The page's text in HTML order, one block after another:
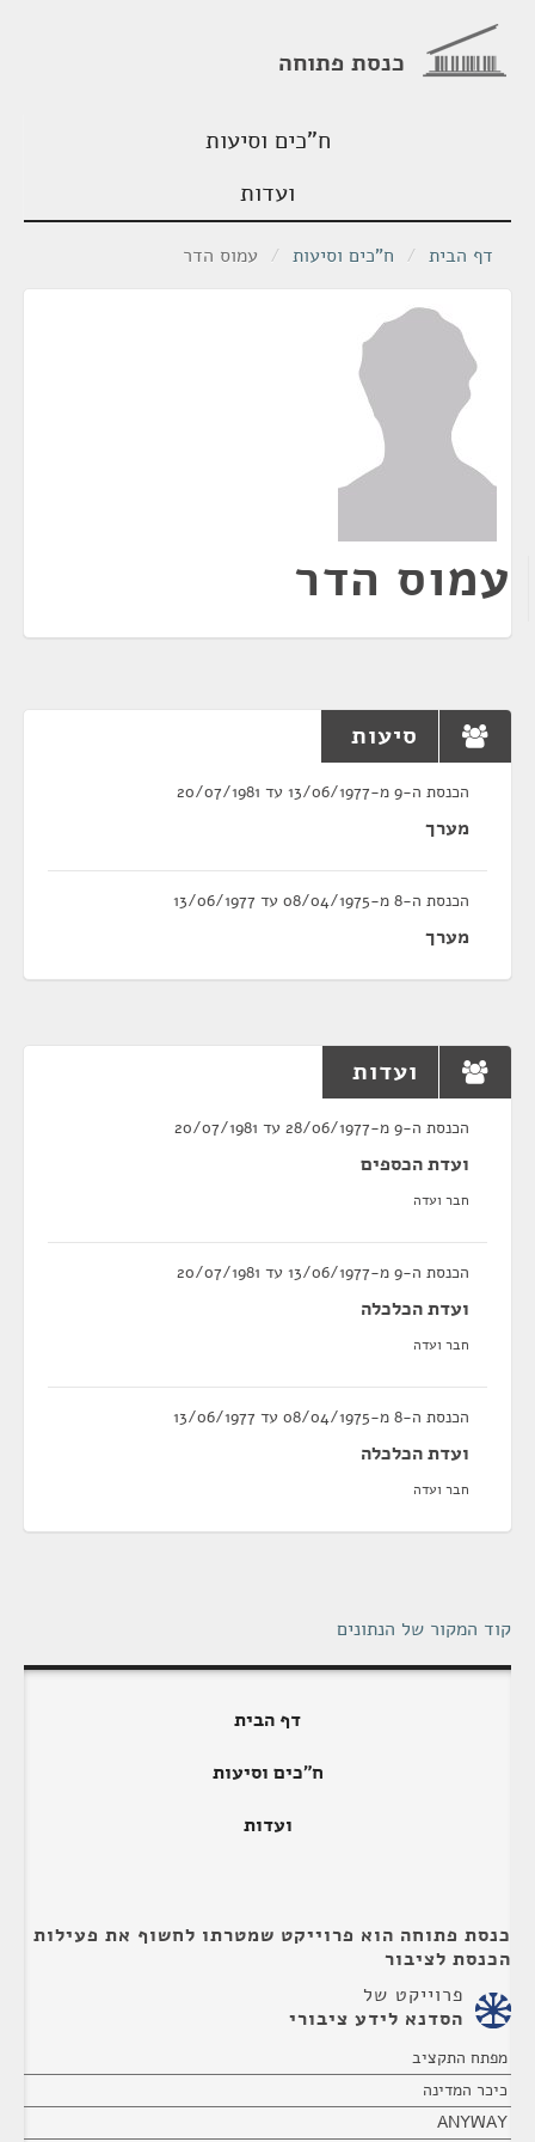
כנסת פתוחה
ח"כים וסיעות
ועדות
דף הבית / ח"כים וסיעות / עמוס הדר
עמוס הדר
סיעות
הכנסת ה-9 מ-13/06/1977 עד 20/07/1981
מערך
הכנסת ה-8 מ-08/04/1975 עד 13/06/1977
מערך
ועדות
הכנסת ה-9 מ-28/06/1977 עד 20/07/1981
ועדת הכספים
חבר ועדה
הכנסת ה-9 מ-13/06/1977 עד 20/07/1981
ועדת הכלכלה
חבר ועדה
הכנסת ה-8 מ-08/04/1975 עד 13/06/1977
ועדת הכלכלה
חבר ועדה
קוד המקור של הנתונים
דף הבית
ח"כים וסיעות
ועדות
כנסת פתוחה הוא פרוייקט שמטרתו לחשוף את פעילות
הכנסת לציבור
פרוייקט של
הסדנא לידע ציבורי
מפתח התקציב
כיכר המדינה
ANYWAY